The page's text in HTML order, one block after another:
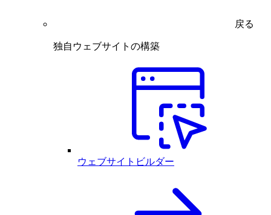
戻る
独自ウェブサイトの構築
ウェブサイトビルダー